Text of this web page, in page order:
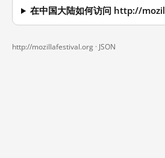
在中国大陆如何访问 http://
http://mozillafestival.org · JSON